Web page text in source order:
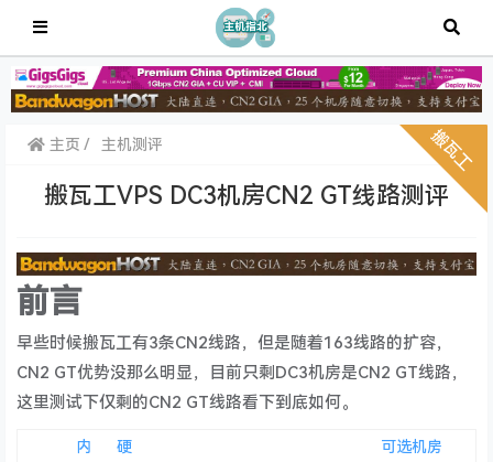
主页 主机测评
搬瓦工VPS DC3机房CN2 GT线路测评
前言
早些时候搬瓦工有3条CN2线路，但是随着163线路的扩容，
CN2 GT优势没那么明显，目前只剩DC3机房是CN2 GT线路，
这里测试下仅剩的CN2 GT线路看下到底如何。
内
硬
可选机房